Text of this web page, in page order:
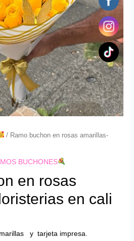
/ Ramo buchon en rosas amarillas-
BUCHONES
en rosas
en cali
y tarjeta impresa.